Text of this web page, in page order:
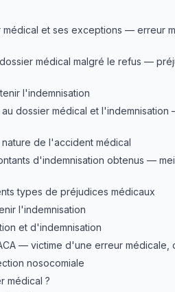
et ses exceptions — erreur
médical malgré le refus —
l'indemnisation
dossier médical et
de l'accident médical
d'indemnisation obtenus —
types de préjudices médicaux
l'indemnisation
et d'indemnisation
— victime d'une erreur médicale,
nosocomiale
médical ?